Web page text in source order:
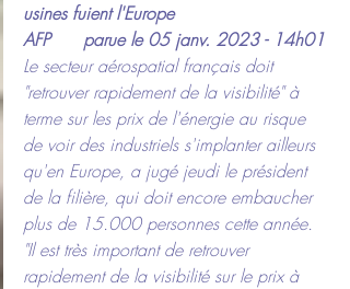
usines fuient l'Europe
AFP      parue le 05 janv. 2023 - 14h01
Le secteur aérospatial français doit
"retrouver rapidement de la visibilité" à
terme sur les prix de l'énergie au risque
de voir des industriels s'implanter ailleurs
qu'en Europe, a jugé jeudi le président
de la filière, qui doit encore embaucher
plus de 15.000 personnes cette année.
"Il est très important de retrouver
rapidement de la visibilité sur le prix à